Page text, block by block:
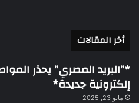
أخر المقالات
*”البريد المصري” يحذر
إلكترونية جديدة*
مايو 23, 2025